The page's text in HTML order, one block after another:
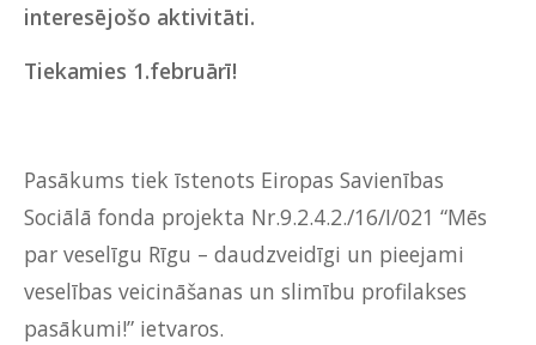
interesējošo aktivitāti.
Tiekamies 1.februārī!
Pasākums tiek īstenots Eiropas Savienības
Sociālā fonda projekta Nr.9.2.4.2./16/I/021 “Mēs
par veselīgu Rīgu – daudzveidīgi un pieejami
veselības veicināšanas un slimību profilakses
pasākumi!” ietvaros.